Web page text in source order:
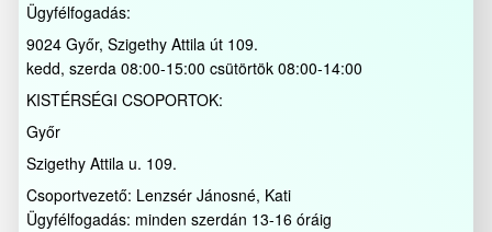
Ügyfélfogadás:
9024 Győr, Szigethy Attila út 109.
kedd, szerda 08:00-15:00 csütörtök 08:00-14:00
KISTÉRSÉGI CSOPORTOK:
Győr
Szigethy Attila u. 109.
Csoportvezető: Lenzsér Jánosné, Kati
Ügyfélfogadás: minden szerdán 13-16 óráig